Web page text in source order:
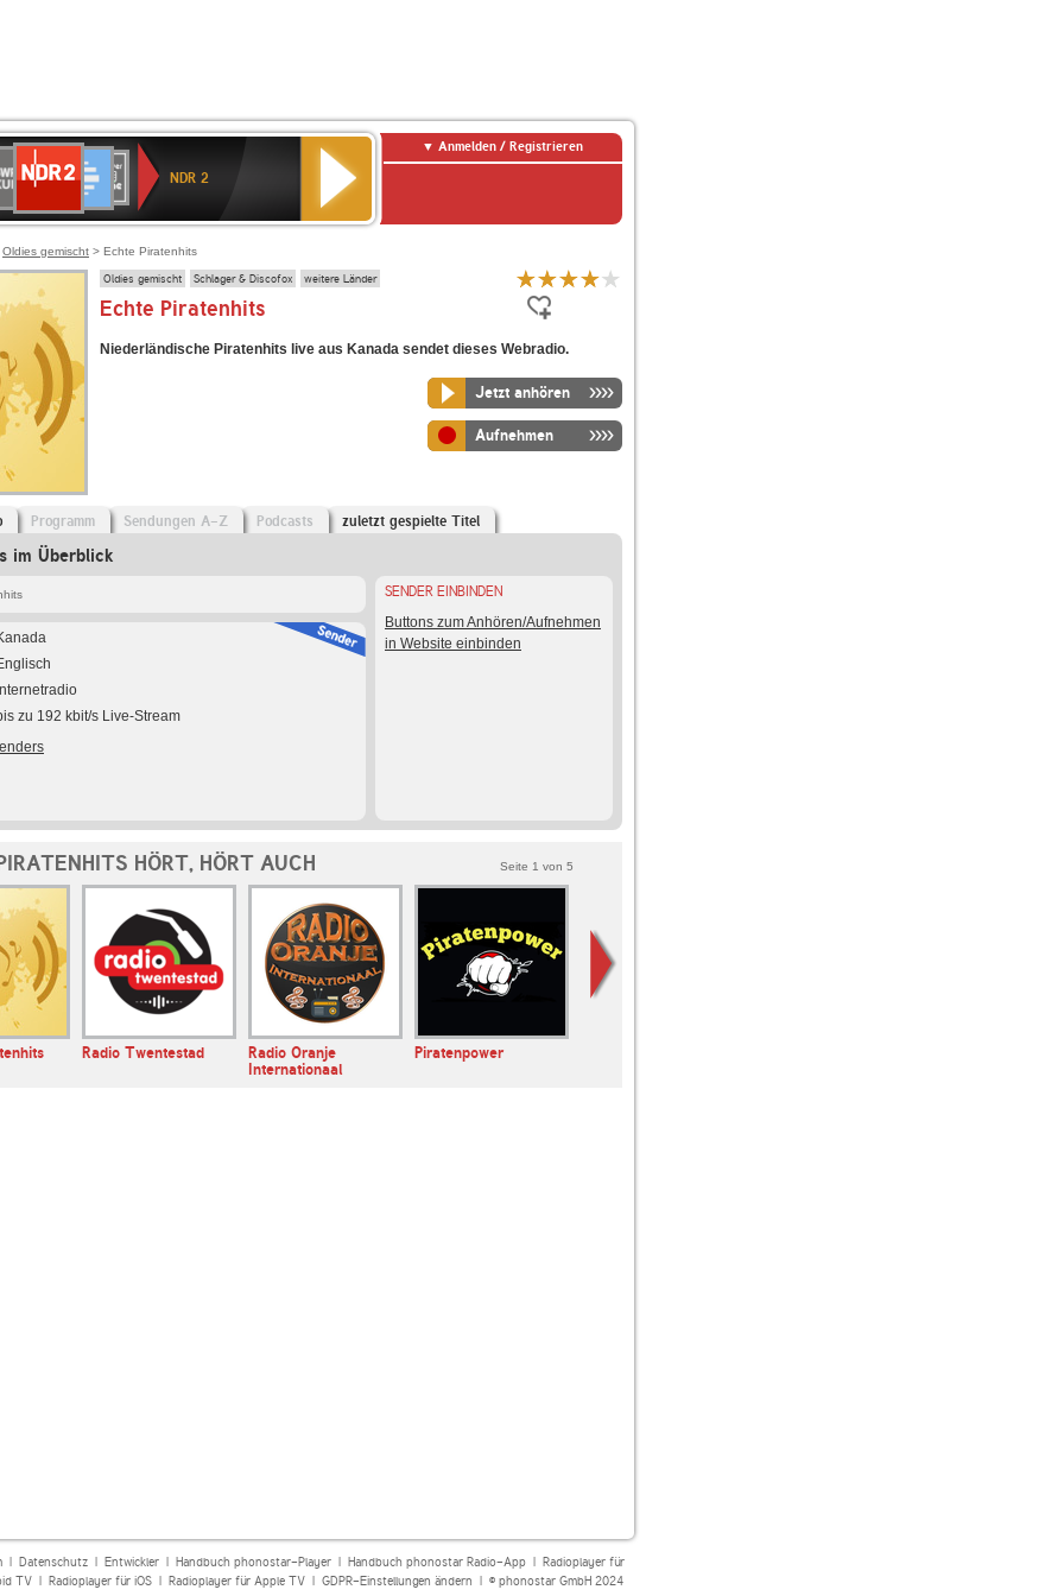
Deutschlandfunk
80er
90er
OLDIE
ANTENNE
SWR3
WDR
4
BR-
KLASSIK
Deutschlandfunk
Kultur
ANTENNE
BAYERN
2
NDR 2
Anmelden / Registrieren
Oldies gemischt > Echte Piratenhits
Oldies gemischt Schlager & Discofox weitere Länder
Echte Piratenhits
Niederländische Piratenhits live aus Kanada sendet dieses Webradio.
Jetzt anhören
Aufnehmen
Programm Sendungen A-Z Podcasts zuletzt gespielte Titel
im Überblick
Internetradio
zu 192 kbit/s Live-Stream
SENDER EINBINDEN
Buttons zum Anhören/Aufnehmen
in Website einbinden
HÖRT, HÖRT AUCH Seite 1 von 5
Radio Twentestad
Radio Oranje
Internationaal
Piratenpower
| Datenschutz| Entwickler| Handbuch phonostar-Player| Handbuch phonostar Radio-App| Radioplayer für
TV| Radioplayer für iOS| Radioplayer für Apple TV| GDPR-Einstellungen ändern | © phonostar GmbH 2024